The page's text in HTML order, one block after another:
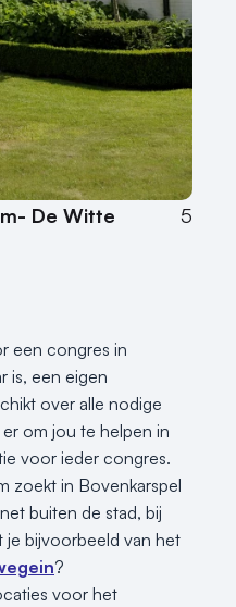
De Witte
5
een congres in
is, een eigen
over alle nodige
om jou te helpen in
voor ieder congres.
zoekt in Bovenkarspel
buiten de stad, bij
je bijvoorbeeld van het
?
voor het